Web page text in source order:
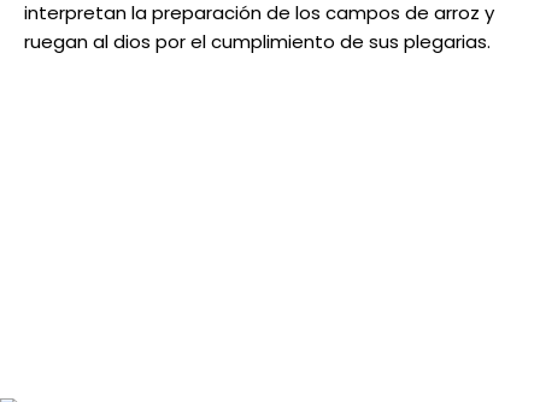
interpretan la preparación de los campos de arroz y
ruegan al dios por el cumplimiento de sus plegarias.